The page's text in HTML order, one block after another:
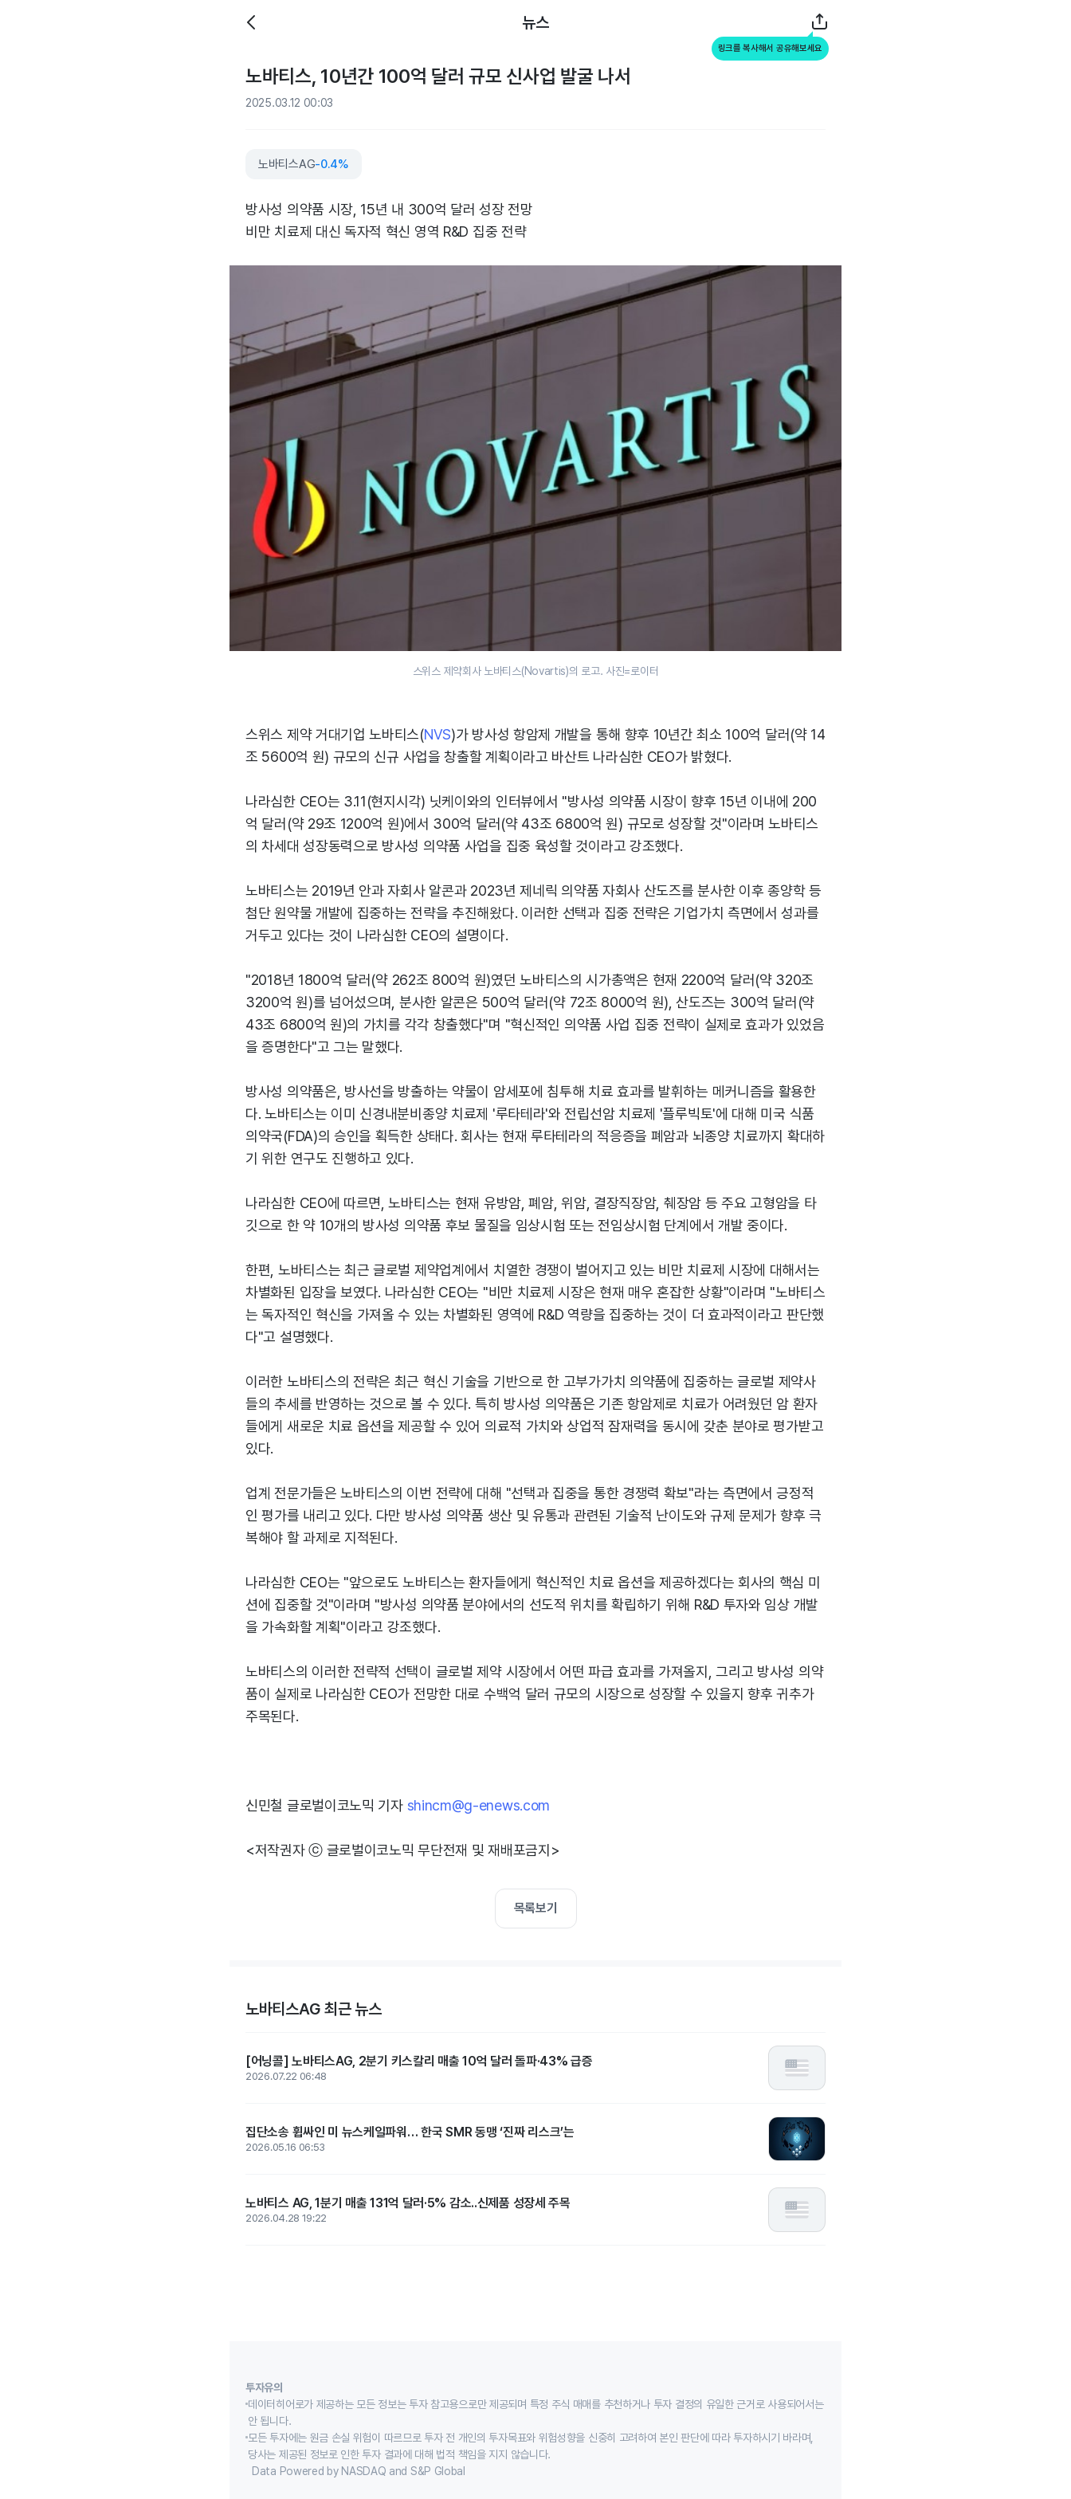
뉴스
링크를 복사해서 공유해보세요
노바티스, 10년간 100억 달러 규모 신사업 발굴 나서
2025.03.12 00:03
노바티스AG-0.4%
방사성 의약품 시장, 15년 내 300억 달러 성장 전망
비만 치료제 대신 독자적 혁신 영역 R&D 집중 전략
스위스 제약회사 노바티스(Novartis)의 로고. 사진=로이터
스위스 제약 거대기업 노바티스(NVS)가 방사성 항암제 개발을 통해 향후 10년간 최소 100억 달러(약 14
조 5600억 원) 규모의 신규 사업을 창출할 계획이라고 바산트 나라심한 CEO가 밝혔다.
나라심한 CEO는 3.11(현지시각) 닛케이와의 인터뷰에서 "방사성 의약품 시장이 향후 15년 이내에 200
억 달러(약 29조 1200억 원)에서 300억 달러(약 43조 6800억 원) 규모로 성장할 것"이라며 노바티스
의 차세대 성장동력으로 방사성 의약품 사업을 집중 육성할 것이라고 강조했다.
노바티스는 2019년 안과 자회사 알콘과 2023년 제네릭 의약품 자회사 산도즈를 분사한 이후 종양학 등
첨단 원약물 개발에 집중하는 전략을 추진해왔다. 이러한 선택과 집중 전략은 기업가치 측면에서 성과를
거두고 있다는 것이 나라심한 CEO의 설명이다.
"2018년 1800억 달러(약 262조 800억 원)였던 노바티스의 시가총액은 현재 2200억 달러(약 320조
3200억 원)를 넘어섰으며, 분사한 알콘은 500억 달러(약 72조 8000억 원), 산도즈는 300억 달러(약
43조 6800억 원)의 가치를 각각 창출했다"며 "혁신적인 의약품 사업 집중 전략이 실제로 효과가 있었음
을 증명한다"고 그는 말했다.
방사성 의약품은, 방사선을 방출하는 약물이 암세포에 침투해 치료 효과를 발휘하는 메커니즘을 활용한
다. 노바티스는 이미 신경내분비종양 치료제 '루타테라'와 전립선암 치료제 '플루빅토'에 대해 미국 식품
의약국(FDA)의 승인을 획득한 상태다. 회사는 현재 루타테라의 적응증을 폐암과 뇌종양 치료까지 확대하
기 위한 연구도 진행하고 있다.
나라심한 CEO에 따르면, 노바티스는 현재 유방암, 폐암, 위암, 결장직장암, 췌장암 등 주요 고형암을 타
깃으로 한 약 10개의 방사성 의약품 후보 물질을 임상시험 또는 전임상시험 단계에서 개발 중이다.
한편, 노바티스는 최근 글로벌 제약업계에서 치열한 경쟁이 벌어지고 있는 비만 치료제 시장에 대해서는
차별화된 입장을 보였다. 나라심한 CEO는 "비만 치료제 시장은 현재 매우 혼잡한 상황"이라며 "노바티스
는 독자적인 혁신을 가져올 수 있는 차별화된 영역에 R&D 역량을 집중하는 것이 더 효과적이라고 판단했
다"고 설명했다.
이러한 노바티스의 전략은 최근 혁신 기술을 기반으로 한 고부가가치 의약품에 집중하는 글로벌 제약사
들의 추세를 반영하는 것으로 볼 수 있다. 특히 방사성 의약품은 기존 항암제로 치료가 어려웠던 암 환자
들에게 새로운 치료 옵션을 제공할 수 있어 의료적 가치와 상업적 잠재력을 동시에 갖춘 분야로 평가받고
있다.
업계 전문가들은 노바티스의 이번 전략에 대해 "선택과 집중을 통한 경쟁력 확보"라는 측면에서 긍정적
인 평가를 내리고 있다. 다만 방사성 의약품 생산 및 유통과 관련된 기술적 난이도와 규제 문제가 향후 극
복해야 할 과제로 지적된다.
나라심한 CEO는 "앞으로도 노바티스는 환자들에게 혁신적인 치료 옵션을 제공하겠다는 회사의 핵심 미
션에 집중할 것"이라며 "방사성 의약품 분야에서의 선도적 위치를 확립하기 위해 R&D 투자와 임상 개발
을 가속화할 계획"이라고 강조했다.
노바티스의 이러한 전략적 선택이 글로벌 제약 시장에서 어떤 파급 효과를 가져올지, 그리고 방사성 의약
품이 실제로 나라심한 CEO가 전망한 대로 수백억 달러 규모의 시장으로 성장할 수 있을지 향후 귀추가
주목된다.
신민철 글로벌이코노믹 기자 shincm@g-enews.com
<저작권자 ⓒ 글로벌이코노믹 무단전재 및 재배포금지>
목록보기
노바티스AG 최근 뉴스
[어닝콜] 노바티스AG, 2분기 키스칼리 매출 10억 달러 돌파·43% 급증
2026.07.22 06:48
집단소송 휩싸인 미 뉴스케일파워… 한국 SMR 동맹 ‘진짜 리스크’는
2026.05.16 06:53
노바티스 AG, 1분기 매출 131억 달러·5% 감소..신제품 성장세 주목
2026.04.28 19:22
투자유의
데이터히어로가 제공하는 모든 정보는 투자 참고용으로만 제공되며 특정 주식 매매를 추천하거나 투자 결정의 유일한 근거로 사용되어서는
안 됩니다.
모든 투자에는 원금 손실 위험이 따르므로 투자 전 개인의 투자목표와 위험성향을 신중히 고려하여 본인 판단에 따라 투자하시기 바라며,
당사는 제공된 정보로 인한 투자 결과에 대해 법적 책임을 지지 않습니다.
Data Powered by NASDAQ and S&P Global